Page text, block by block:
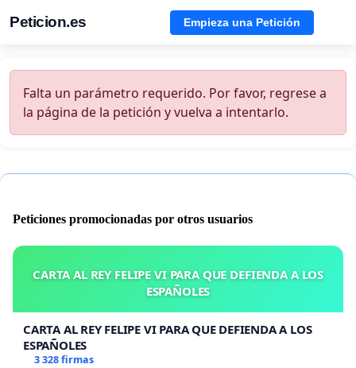
Peticion.es Empieza una Petición
Falta un parámetro requerido. Por favor, regrese a
la página de la petición y vuelva a intentarlo.
Peticiones promocionadas por otros usuarios
CARTA AL REY FELIPE VI PARA QUE DEFIENDA A LOS
ESPAÑOLES
CARTA AL REY FELIPE VI PARA QUE DEFIENDA A LOS
ESPAÑOLES
3 328 firmas